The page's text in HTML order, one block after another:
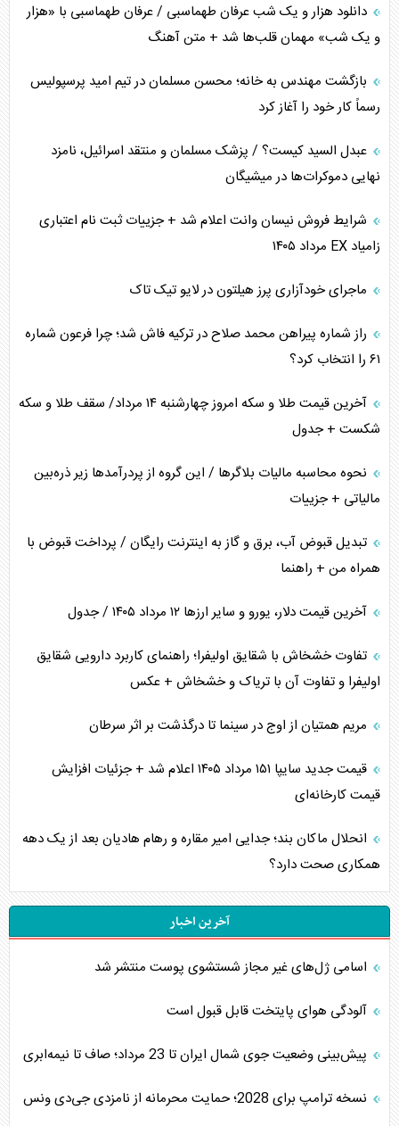
اوکراین بازوی مخرب آمریکا در غرب آسیا
اهمیت راهبردی اردن برای آمریکا
همسویی عربستان با سنتکام علیه متحدان ایران
ترامپ و توهم خلع سلاح حماس
چرا کویت به دنبال شریک امنیتی جدید است؟
اعتراف غرب به قدرت ایران در تثبیت معادلات
خطای راهبردی ترامپ مقابل برزیل
دانلود هزار و یک شب عرفان طهماسبی / عرفان طهماسبی با «هزار
و یک شب» مهمان قلب‌ها شد + متن آهنگ
بازگشت مهندس به خانه؛ محسن مسلمان در تیم امید پرسپولیس
رسماً کار خود را آغاز کرد
عبدل السید کیست؟ / پزشک مسلمان و منتقد اسرائیل، نامزد
نهایی دموکرات‌ها در میشیگان
شرایط فروش نیسان وانت اعلام شد + جزییات ثبت نام اعتباری
زامیاد EX مرداد ۱۴۰۵
ماجرای خودآزاری پرز هیلتون در لایو تیک تاک
راز شماره پیراهن محمد صلاح در ترکیه فاش شد؛ چرا فرعون شماره
۶۱ را انتخاب کرد؟
آخرین قیمت طلا و سکه امروز چهارشنبه ۱۴ مرداد/ سقف طلا و سکه
شکست + جدول
نحوه محاسبه مالیات بلاگر‌ها / این گروه از پردرآمد‌ها زیر ذره‌بین
مالیاتی + جزییات
تبدیل قبوض آب، برق و گاز به اینترنت رایگان / پرداخت قبوض با
همراه من + راهنما
آخرین قیمت دلار، یورو و سایر ارز‌ها ۱۲ مرداد ۱۴۰۵ / جدول
تفاوت خشخاش با شقایق اولیفرا؛ راهنمای کاربرد دارویی شقایق
اولیفرا و تفاوت آن با تریاک و خشخاش + عکس
مریم همتیان از اوج در سینما تا درگذشت بر اثر سرطان
قیمت جدید سایپا ۱۵۱ مرداد ۱۴۰۵ اعلام شد + جزئیات افزایش
قیمت کارخانه‌ای
انحلال ماکان بند؛ جدایی امیر مقاره و رهام هادیان بعد از یک دهه
همکاری صحت دارد؟
آخرین اخبار
اسامی ژل‌های غیر مجاز شستشوی پوست منتشر شد
آلودگی هوای پایتخت قابل قبول است
پیش‌بینی وضعیت جوی شمال ایران تا 23 مرداد‌؛ صاف تا نیمه‌ابری
نسخه ترامپ برای 2028؛ حمایت محرمانه از نامزدی جی‌دی ونس